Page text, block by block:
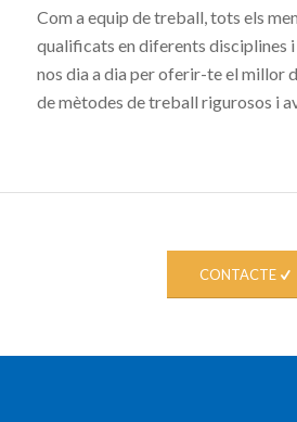
Com a equip de treball, tots els
qualificats en diferents disciplines
nos dia a dia per oferir-te el millor
de mètodes de treball rigurosos i
CONTACTE